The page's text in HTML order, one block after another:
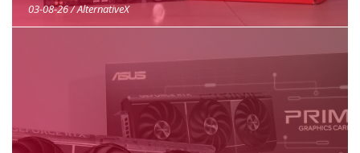
03-08-26 / AlternativeX